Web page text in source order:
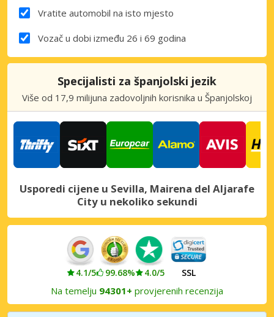
Vratite automobil na isto mjesto
Vozač u dobi između 26 i 69 godina
Specijalisti za španjolski jezik
Više od 17,9 milijuna zadovoljnih korisnika u Španjolskoj
Usporedi cijene u Sevilla, Mairena del Aljarafe
City u nekoliko sekundi
4.1/5 99.68% 4.0/5 SSL
Na temelju 94301+ provjerenih recenzija